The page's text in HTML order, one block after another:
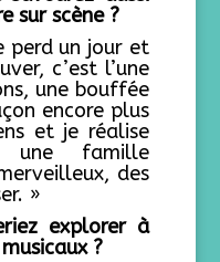
sur scène ?
perd un jour et
c’est l’une
une bouffée
encore plus
et je réalise
une famille
des
»
explorer à
?